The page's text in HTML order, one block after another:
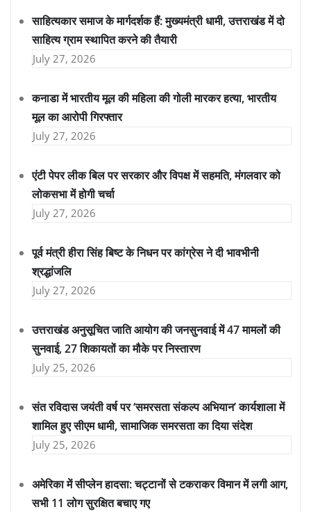
साहित्यकार समाज के मार्गदर्शक हैं: मुख्यमंत्री धामी, उत्तराखंड में दो
साहित्य ग्राम स्थापित करने की तैयारी
July 27, 2026
कनाडा में भारतीय मूल की महिला की गोली मारकर हत्या, भारतीय
मूल का आरोपी गिरफ्तार
July 27, 2026
एंटी पेपर लीक बिल पर सरकार और विपक्ष में सहमति, मंगलवार को
लोकसभा में होगी चर्चा
July 27, 2026
पूर्व मंत्री हीरा सिंह बिष्ट के निधन पर कांग्रेस ने दी भावभीनी
श्रद्धांजलि
July 27, 2026
उत्तराखंड अनुसूचित जाति आयोग की जनसुनवाई में 47 मामलों की
सुनवाई, 27 शिकायतों का मौके पर निस्तारण
July 25, 2026
संत रविदास जयंती वर्ष पर ‘समरसता संकल्प अभियान’ कार्यशाला में
शामिल हुए सीएम धामी, सामाजिक समरसता का दिया संदेश
July 25, 2026
अमेरिका में सीप्लेन हादसा: चट्टानों से टकराकर विमान में लगी आग,
सभी 11 लोग सुरक्षित बचाए गए